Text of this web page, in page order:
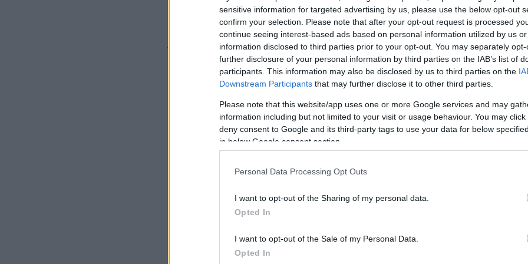
sensitive information for targeted advertising by us, please use the below opt-out
confirm your selection. Please note that after your opt-out request is processed
continue seeing interest-based ads based on personal information utilized by us
information disclosed to third parties prior to your opt-out. You may separately
further disclosure of your personal information by third parties on the IAB’s list of
participants. This information may also be disclosed by us to third parties on the
Downstream Participants that may further disclose it to other third parties.
Please note that this website/app uses one or more Google services and may
information including but not limited to your visit or usage behaviour. You may
deny consent to Google and its third-party tags to use your data for below
in below Google consent section.
Personal Data Processing Opt Outs
I want to opt-out of the Sharing of my personal data.
Opted In
I want to opt-out of the Sale of my Personal Data.
Opted In
Είναι καλύτερο να συναντιόμαστε παρά να μιλάμε στο τηλέφωνο»,
απάντησε πειραχτικά ο Ζελένσκι, μιλώντας αγγλικά με σχετική άνεση,
λάθη του.